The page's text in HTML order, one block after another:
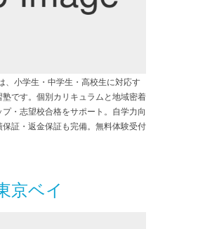
、小学生・中学生・高校生に対応す
です。個別カリキュラムと地域密着
・志望校合格をサポート。自学力向
保証・返金保証も完備。無料体験受付
京ベイ